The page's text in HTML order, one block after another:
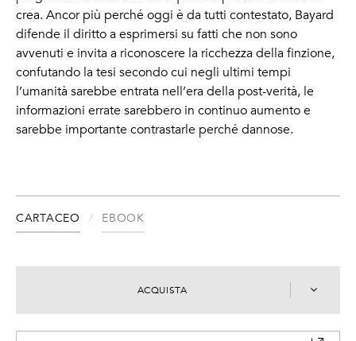
crea. Ancor più perché oggi è da tutti contestato, Bayard
difende il diritto a esprimersi su fatti che non sono
avvenuti e invita a riconoscere la ricchezza della finzione,
confutando la tesi secondo cui negli ultimi tempi
l’umanità sarebbe entrata nell’era della post-verità, le
informazioni errate sarebbero in continuo aumento e
sarebbe importante contrastarle perché dannose.
CARTACEO EBOOK
ACQUISTA